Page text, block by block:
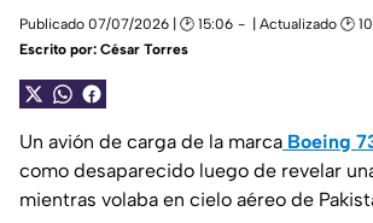
Publicado 07/07/2026 | 🕑 15:06 | Actualizado 🕑
Escrito por: César Torres
Un avión de carga de la marca Boeing
como desaparecido luego de revelar
mientras volaba en cielo aéreo de